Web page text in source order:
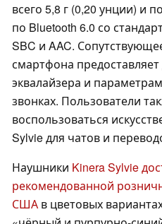
всего 5,8 г (0,20 унции) и
по Bluetooth 6.0 со
SBC и AAC.
смартфона
эквалайзера и
звонках. Пользователи
воспользоваться
Sylvie для чатов и
Наушники Kinera Sylvie
рекомендованной
США в цветовых